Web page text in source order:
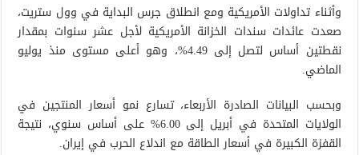
وأثناء تداولات الأمريكية ومع انطلاق جرس البداية في وول ستريت،
صعدت عائدات سندات الخزانة الأمريكية لأجل عشر سنوات بمقدار
نقطتين أساس لتصل إلى 4.49%، وهو أعلى مستوى منذ يوليو
الماضي.
وبحسب البيانات الصادرة الأربعاء، تسارع نمو أسعار المنتجين في
الولايات المتحدة في أبريل إلى 6.00% على أساس سنوي، نتيجة
القفزة الكبيرة في أسعار الطاقة مع اندلاع الحرب في إيران.